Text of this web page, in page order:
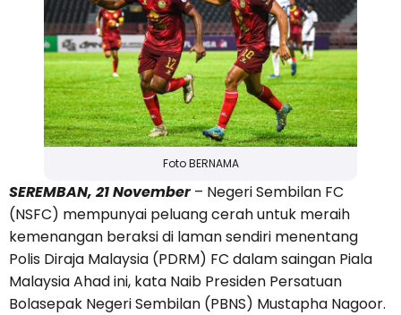
Foto BERNAMA
SEREMBAN, 21 November– Negeri Sembilan FC
(NSFC) mempunyai peluang cerah untuk meraih
kemenangan beraksi di laman sendiri menentang
Polis Diraja Malaysia (PDRM) FC dalam saingan Piala
Malaysia Ahad ini, kata Naib Presiden Persatuan
Bolasepak Negeri Sembilan (PBNS) Mustapha Nagoor.